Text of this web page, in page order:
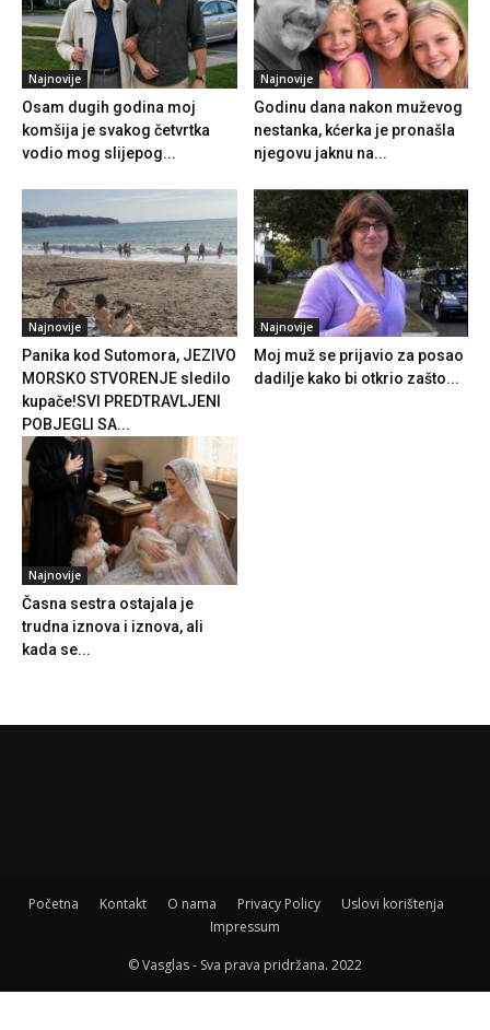
Najnovije
Osam dugih godina moj
komšija je svakog četvrtka
vodio mog slijepog...
Najnovije
Godinu dana nakon muževog
nestanka, kćerka je pronašla
njegovu jaknu na...
Najnovije
Panika kod Sutomora, JEZIVO
MORSKO STVORENJE sledilo
kupače!SVI PREDTRAVLJENI
POBJEGLI SA...
Najnovije
Moj muž se prijavio za posao
dadilje kako bi otkrio zašto...
Najnovije
Časna sestra ostajala je
trudna iznova i iznova, ali
kada se...
Početna Kontakt O nama Privacy Policy
Uslovi korištenja
Impressum
© Vasglas - Sva prava pridržana. 2022